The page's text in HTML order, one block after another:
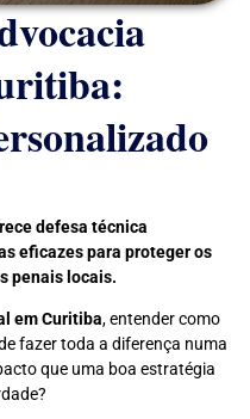
defesa técnica
eficazes para proteger os
penais locais.
em Curitiba, entender como
fazer toda a diferença numa
que uma boa estratégia